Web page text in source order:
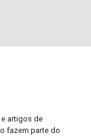
artigos de
fazem parte do